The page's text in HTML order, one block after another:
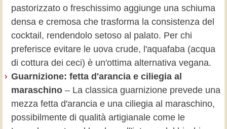
pastorizzato o freschissimo aggiunge una schiuma
densa e cremosa che trasforma la consistenza del
cocktail, rendendolo setoso al palato. Per chi
preferisce evitare le uova crude, l'aquafaba (acqua
di cottura dei ceci) è un'ottima alternativa vegana.
Guarnizione: fetta d'arancia e ciliegia al
maraschino – La classica guarnizione prevede una
mezza fetta d'arancia e una ciliegia al maraschino,
possibilmente di qualità artigianale come le